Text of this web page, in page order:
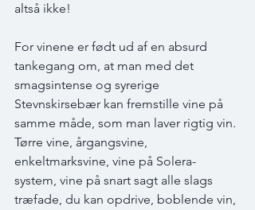
altså ikke!
For vinene er født ud af en absurd
tankegang om, at man med det
smagsintense og syrerige
Stevnskirsebær kan fremstille vine på
samme måde, som man laver rigtig vin.
Tørre vine, årgangsvine,
enkeltmarksvine, vine på Solera-
system, vine på snart sagt alle slags
træfade, du kan opdrive, boblende vin,